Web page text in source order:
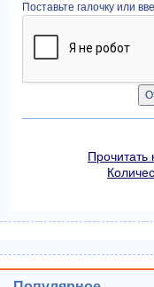
Поставьте галочку или